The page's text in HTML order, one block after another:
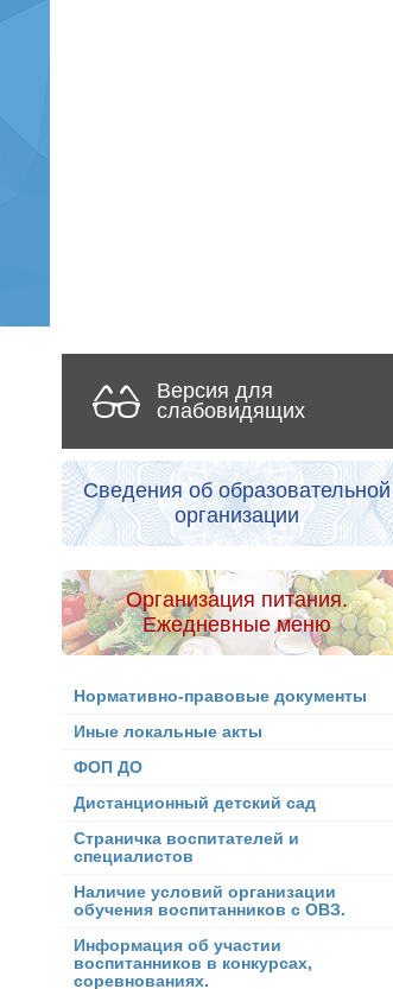
Версия для
слабовидящих
Сведения об образовательной
организации
Организация питания.
Ежедневные меню
Нормативно-правовые документы
Иные локальные акты
ФОП ДО
Дистанционный детский сад
Страничка воспитателей и
специалистов
Наличие условий организации
обучения воспитанников с ОВЗ.
Информация об участии
воспитанников в конкурсах,
соревнованиях.